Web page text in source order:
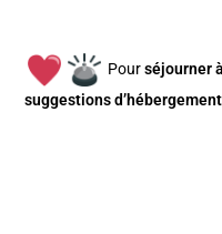
Pourséjourner
suggestions